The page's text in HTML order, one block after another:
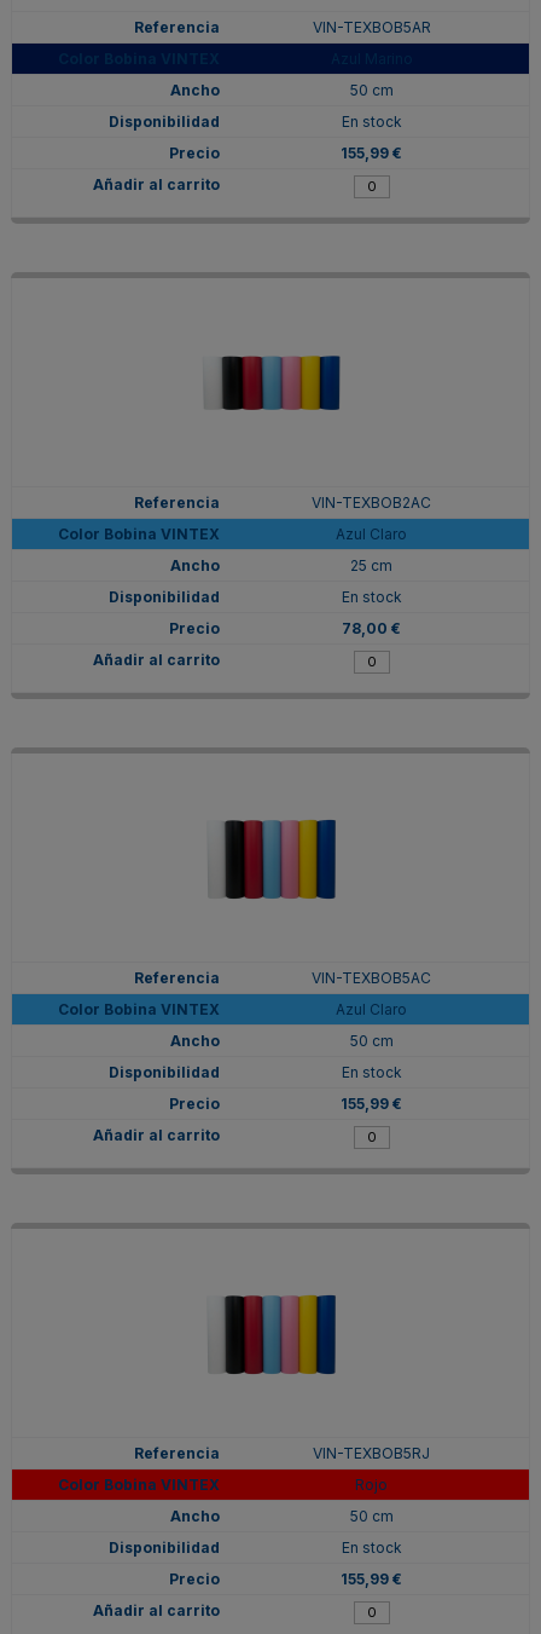
VIN-TEXBOB5AR
50 cm
En stock
155,99 €
VIN-TEXBOB2AC
Azul Claro
25 cm
En stock
78,00 €
VIN-TEXBOB5AC
Azul Claro
50 cm
En stock
155,99 €
VIN-TEXBOB5RJ
Rojo
50 cm
En stock
155,99 €